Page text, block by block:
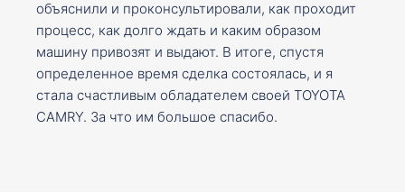
объяснили и проконсультировали, как проходит
процесс, как долго ждать и каким образом
машину привозят и выдают. В итоге, спустя
определенное время сделка состоялась, и я
стала счастливым обладателем своей TOYOTA
CAMRY. За что им большое спасибо.